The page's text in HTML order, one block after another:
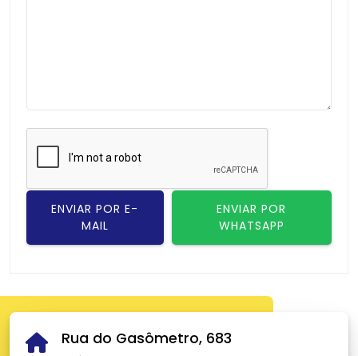
ENVIAR POR E-
MAIL
ENVIAR POR
WHATSAPP
Rua do Gasômetro, 683